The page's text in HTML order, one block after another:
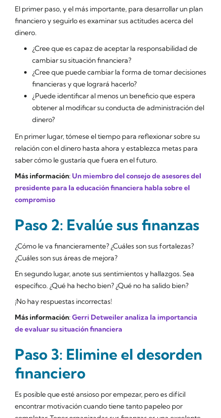
El primer paso, y el más importante, para desarrollar un plan
financiero y seguirlo es examinar sus actitudes acerca del
dinero.
¿Cree que es capaz de aceptar la responsabilidad de
cambiar su situación financiera?
¿Cree que puede cambiar la forma de tomar decisiones
financieras y que logrará hacerlo?
¿Puede identificar al menos un beneficio que espera
obtener al modificar su conducta de administración del
dinero?
En primer lugar, tómese el tiempo para reflexionar sobre su
relación con el dinero hasta ahora y establezca metas para
saber cómo le gustaría que fuera en el futuro.
Más información: Un miembro del consejo de asesores del
presidente para la educación financiera habla sobre el
compromiso
Paso 2: Evalúe sus finanzas
¿Cómo le va financieramente? ¿Cuáles son sus fortalezas?
¿Cuáles son sus áreas de mejora?
En segundo lugar, anote sus sentimientos y hallazgos. Sea
específico. ¿Qué ha hecho bien? ¿Qué no ha salido bien?
¡No hay respuestas incorrectas!
Más información: Gerri Detweiler analiza la importancia
de evaluar su situación financiera
Paso 3: Elimine el desorden
financiero
Es posible que esté ansioso por empezar, pero es difícil
encontrar motivación cuando tiene tanto papeleo por